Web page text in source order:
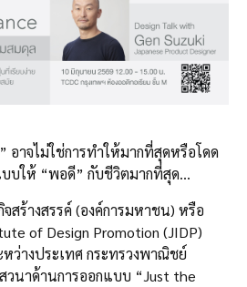
อาจไม่ใช่การทำให้มากที่สุดหรือโดด
บให้ “พอดี” กับชีวิตมากที่สุด…
สร้างสรรค์ (องค์การมหาชน) หรือ
of Design Promotion (JIDP)
หว่างประเทศ กระทรวงพาณิชย์
วนาด้านการออกแบบ “Just the